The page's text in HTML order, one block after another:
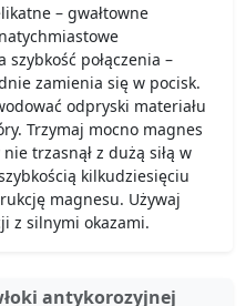
– gwałtowne
połączenia –
zamienia się w pocisk.
odpryski materiału
Trzymaj mocno magnes
trzasnął z dużą siłą w
kilkudziesięciu
magnesu. Używaj
z silnymi okazami.
antykorozyjnej